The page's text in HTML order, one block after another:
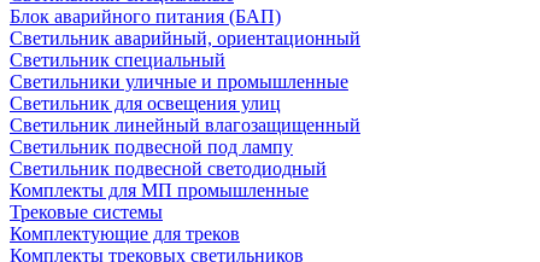
Блок аварийного питания (БАП)
Светильник аварийный, ориентационный
Светильник специальный
Светильники уличные и промышленные
Светильник для освещения улиц
Светильник линейный влагозащищенный
Светильник подвесной под лампу
Светильник подвесной светодиодный
Комплекты для МП промышленные
Трековые системы
Комплектующие для треков
Комплекты трековых светильников